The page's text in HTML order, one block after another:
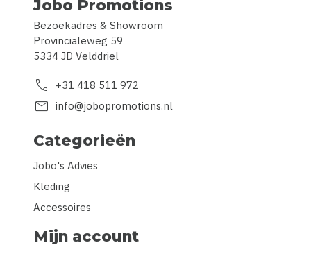
Jobo Promotions
Bezoekadres & Showroom
Provincialeweg 59
5334 JD Velddriel
call +31 418 511 972
mail info@jobopromotions.nl
Categorieën
Jobo's Advies
Kleding
Accessoires
Mijn account